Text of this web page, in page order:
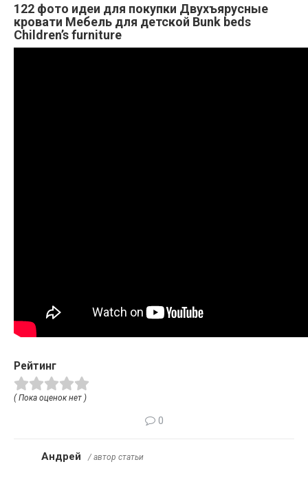
122 фото идеи для покупки Двухъярусные
кровати Мебель для детской Bunk beds
Children’s furniture
Рейтинг
( Пока оценок нет )
0
Андрей / автор статьи